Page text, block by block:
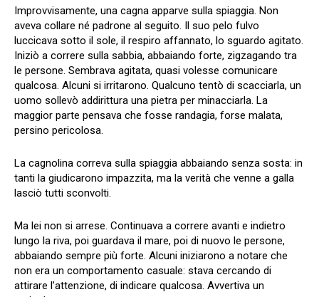
Improvvisamente, una cagna apparve sulla spiaggia. Non
aveva collare né padrone al seguito. Il suo pelo fulvo
luccicava sotto il sole, il respiro affannato, lo sguardo agitato.
Iniziò a correre sulla sabbia, abbaiando forte, zigzagando tra
le persone. Sembrava agitata, quasi volesse comunicare
qualcosa. Alcuni si irritarono. Qualcuno tentò di scacciarla, un
uomo sollevò addirittura una pietra per minacciarla. La
maggior parte pensava che fosse randagia, forse malata,
persino pericolosa.
La cagnolina correva sulla spiaggia abbaiando senza sosta: in
tanti la giudicarono impazzita, ma la verità che venne a galla
lasciò tutti sconvolti.
Ma lei non si arrese. Continuava a correre avanti e indietro
lungo la riva, poi guardava il mare, poi di nuovo le persone,
abbaiando sempre più forte. Alcuni iniziarono a notare che
non era un comportamento casuale: stava cercando di
attirare l’attenzione, di indicare qualcosa. Avvertiva un